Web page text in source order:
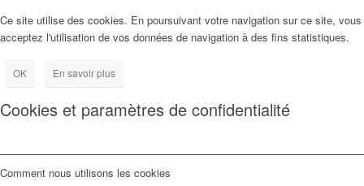
Ce site utilise des cookies. En poursuivant votre navigation sur ce site, vous
acceptez l'utilisation de vos données de navigation à des fins statistiques.
OK En savoir plus
Cookies et paramètres de confidentialité
Comment nous utilisons les cookies